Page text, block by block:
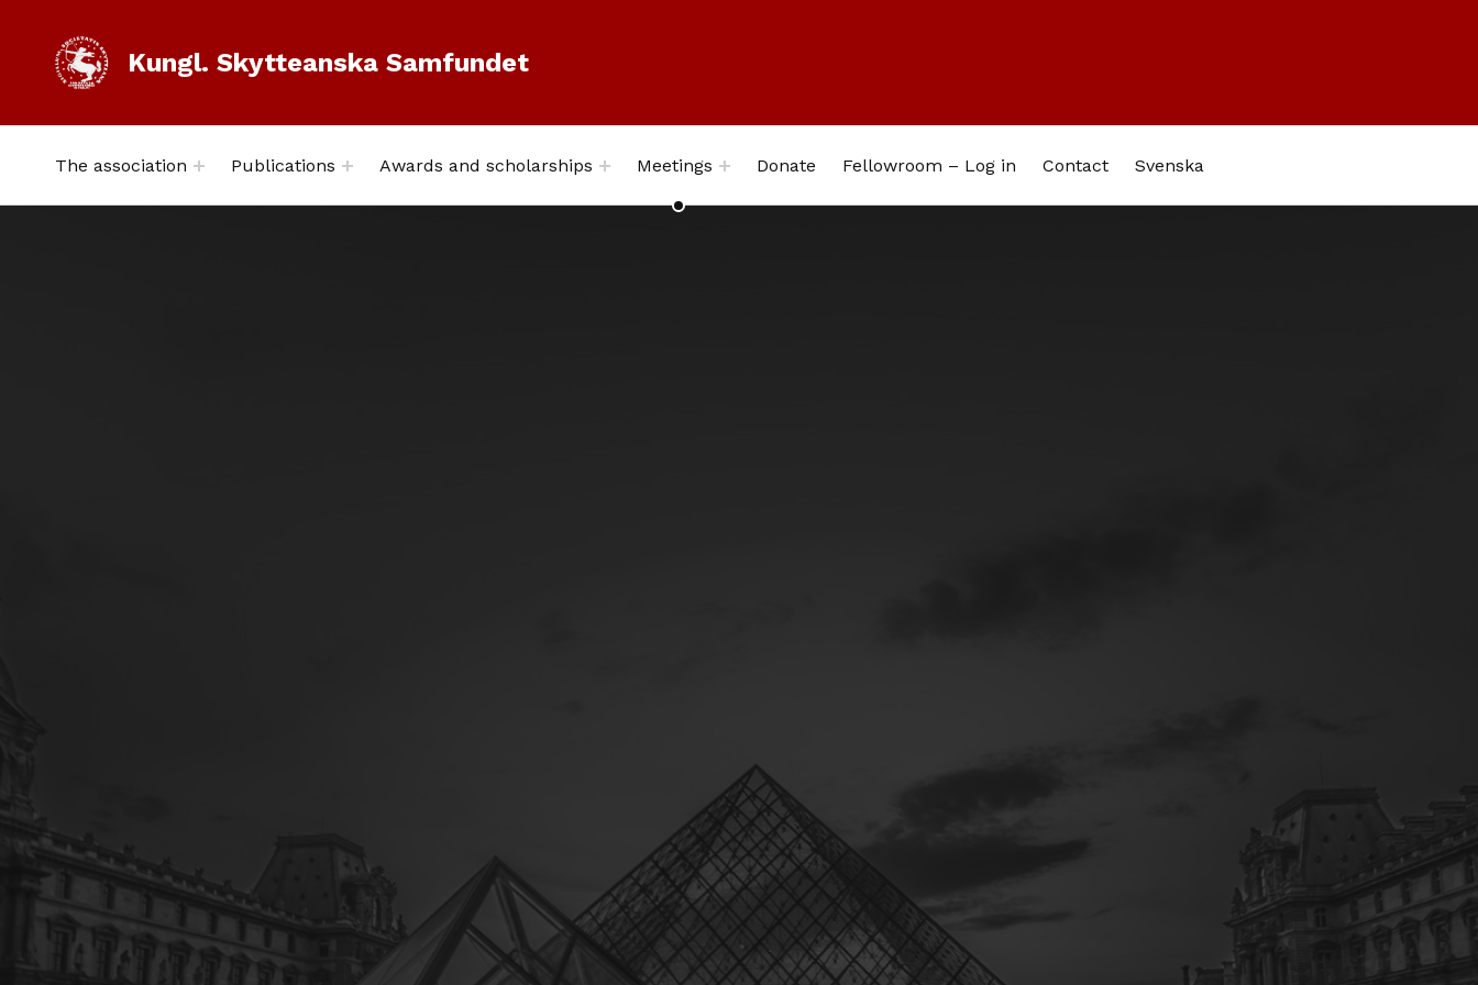
Kungl. Skytteanska Samfundet
The association Publications Awards and scholarships Meetings Donate Fellowroom – Log in Contact Svenska